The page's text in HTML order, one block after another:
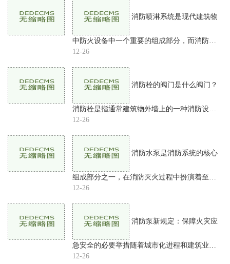
消防泵房的可识别性
中防火设备中一个重要的组成部分，而消防喷
淋系统减压阀则是维护消防系统正常运行的必
压阀的压力，是我们
12-26
消防栓是指通常建筑物外墙上的一种消防设
备，由水源管道向外引出水流的，是灭火设备
根据灭火需要确定的。
12-26
组成部分之一，在消防灭火过程中扮演着至关
重要的角色。消防水泵的作用是将水从供水管
水，为灭火提供必要
12-26
急安全的必要举措随着城市化进程和建筑业的
快速发展，火灾频繁发生，给人民生命和财产
12-26